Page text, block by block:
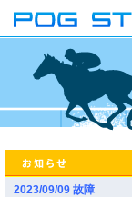
2023/09/09 故障